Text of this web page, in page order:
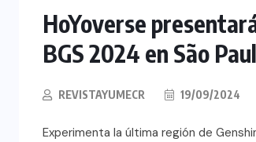
HoYoverse
BGS 2024 en São
REVISTAYUMECR 19/09/2024
Experimenta la última región de